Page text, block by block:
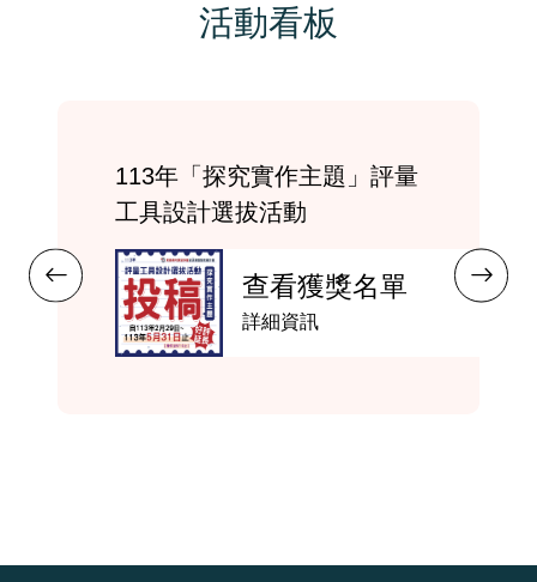
活動看板
113年「探究實作主題」評量
工具設計選拔活動
查看獲獎名單
詳細資訊